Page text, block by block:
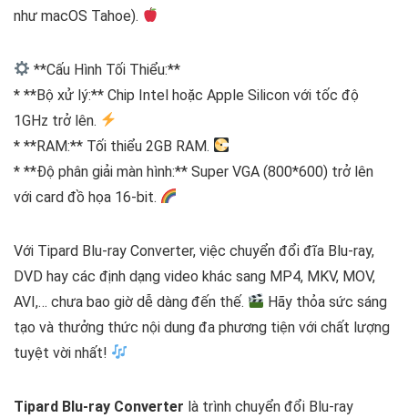
như macOS Tahoe).
**Cấu Hình Tối Thiểu:**
* **Bộ xử lý:** Chip Intel hoặc Apple Silicon với tốc độ
1GHz trở lên.
* **RAM:** Tối thiểu 2GB RAM.
* **Độ phân giải màn hình:** Super VGA (800*600) trở lên
với card đồ họa 16-bit.
Với Tipard Blu-ray Converter, việc chuyển đổi đĩa Blu-ray,
DVD hay các định dạng video khác sang MP4, MKV, MOV,
AVI,… chưa bao giờ dễ dàng đến thế.
Hãy thỏa sức sáng
tạo và thưởng thức nội dung đa phương tiện với chất lượng
tuyệt vời nhất!
Tipard Blu-ray Converter là trình chuyển đổi Blu-ray